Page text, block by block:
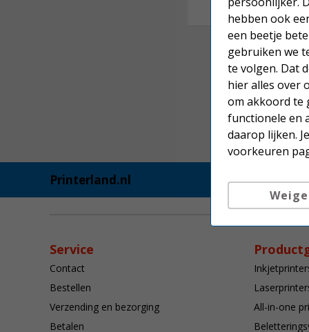
Printerland.nl
Service
Contact
Bestellen
Verzending en bezorging
Betalen
All-in-one
hebben ook
een beetje
gebruiken we
te volgen. Dat
hier alles over
om akkoord te
functionele en
daarop lijken.
voorkeuren